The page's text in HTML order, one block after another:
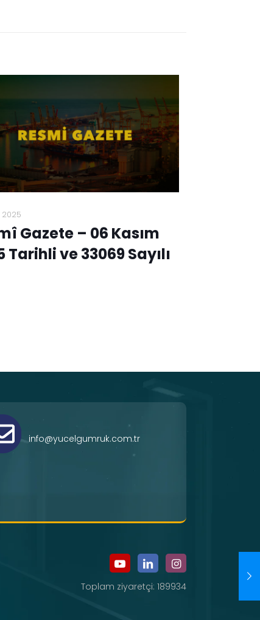
2025
Gazete – 06 Kasım
Tarihli ve 33069 Sayılı
info@yucelgumruk.com.tr
Toplam ziyaretçi: 189934